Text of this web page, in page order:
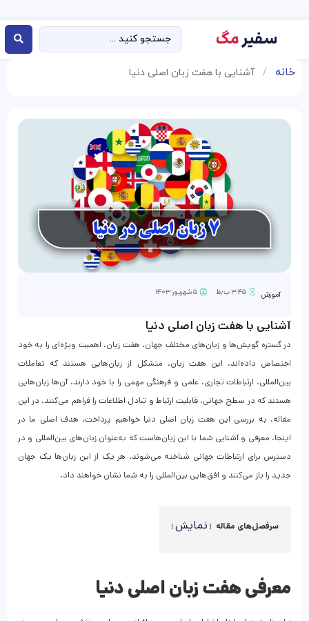
خانه / آشنایی با هفت زبان اصلی دنیا
آموزش ۳:۴۵ ب٫ظ ۵ شهریور ۱۴۰۳
آشنایی با هفت زبان اصلی دنیا
در گستره گویش‌ها و زبان‌های مختلف جهان، هفت زبان، اهمیت ویژه‌ای را به خود
اختصاص داده‌اند. این هفت زبان، متشکل از زبان‌هایی هستند که تعاملات
بین‌المللی، ارتباطات تجاری، علمی و فرهنگی مهمی را با خود دارند. آن‌ها زبان‌هایی
هستند که در سطح جهانی، قابلیت ارتباط و تبادل اطلاعات را فراهم می‌کنند. در این
مقاله، به بررسی این هفت زبان اصلی دنیا خواهیم پرداخت. هدف اصلی ما در
اینجا، معرفی و آشنایی شما با این زبان‌هاست که به‌عنوان زبان‌های بین‌المللی و در
دسترس برای ارتباطات جهانی شناخته می‌شوند. هر یک از این زبان‌ها یک جهان
جدید را باز می‌کنند و افق‌هایی بین‌المللی را به شما نشان خواهند داد.
سرفصل‌های مقاله نمایش
معرفی هفت زبان اصلی دنیا